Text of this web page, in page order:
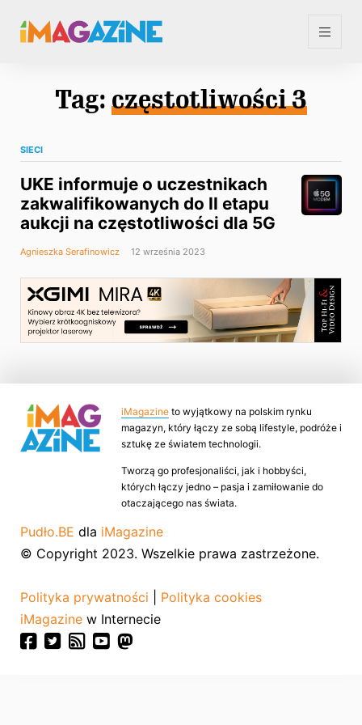
Tag: częstotliwości 3
SIECI
UKE informuje o uczestnikach
zakwalifikowanych do II etapu
aukcji na częstotliwości dla 5G
Agnieszka Serafinowicz 12 września 2023
iMagazine to wyjątkowy na polskim rynku
magazyn, który łączy ze sobą lifestyle, podróże i
sztukę ze światem technologii.
Tworzą go profesjonaliści, jak i hobbyści,
których łączy jedno – pasja i zamiłowanie do
otaczającego nas świata.
Pudło.BE dla iMagazine
© Copyright 2023. Wszelkie prawa zastrzeżone.
Polityka prywatności
Polityka cookies
iMagazine w Internecie